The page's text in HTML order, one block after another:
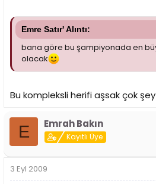
Emre Satır' Alıntı:
bana göre bu şampiyonada en
olacak
Bu kompleksli herifi aşsak çok şey
E Emrah Bakın
Kayıtlı Üye
3 Eyl 2009